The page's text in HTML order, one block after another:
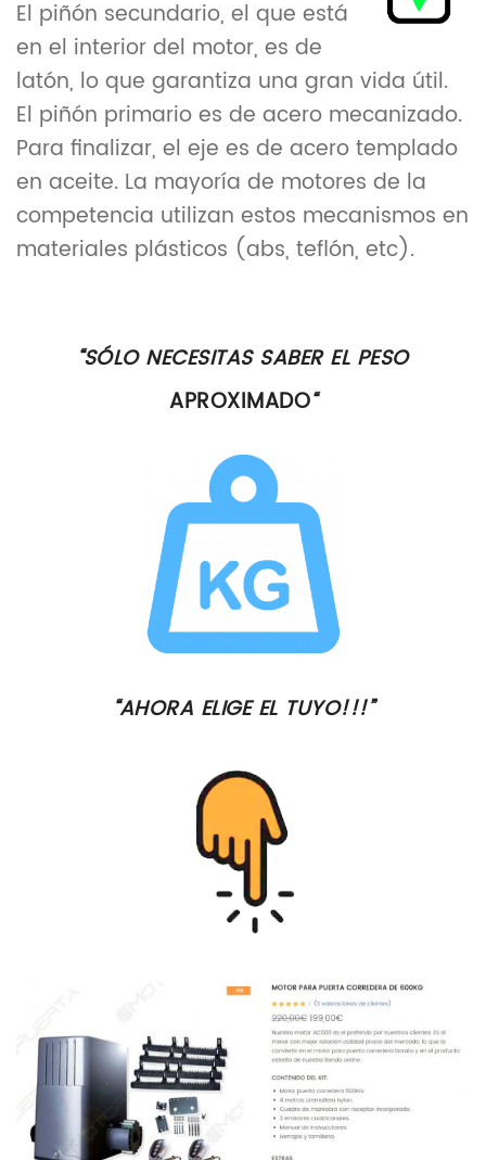
El piñón secundario, el que está
en el interior del motor, es de
latón, lo que garantiza una gran vida útil.
El piñón primario es de acero mecanizado.
Para finalizar, el eje es de acero templado
en aceite. La mayoría de motores de la
competencia utilizan estos mecanismos en
materiales plásticos (abs, teflón, etc).
“SÓLO NECESITAS SABER EL PESO
APROXIMADO“
“AHORA ELIGE EL TUYO!!!”